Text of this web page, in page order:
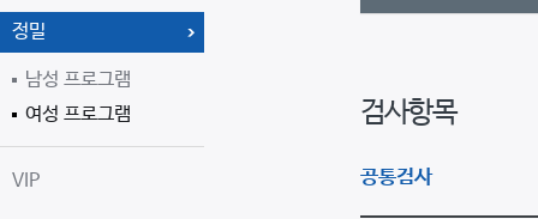
정밀
남성 프로그램
여성 프로그램
VIP
검사항목
공통검사